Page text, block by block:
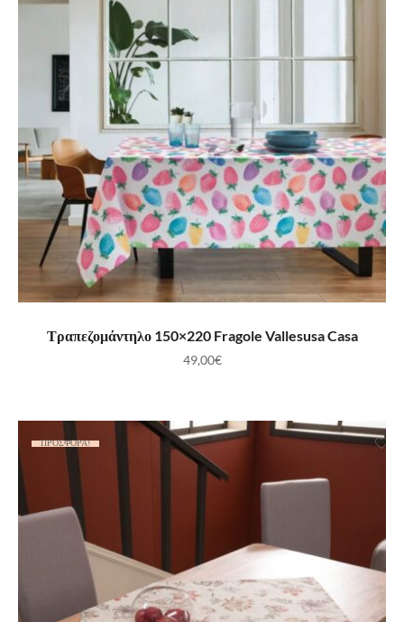
ΠΡΟΣΘΉΚΗ ΣΤΟ ΚΑΛΆΘΙ
Τραπεζομάντηλο 150×220 Fragole Vallesusa Casa
49,00€
ΠΡΟΣΦΟΡΆ!